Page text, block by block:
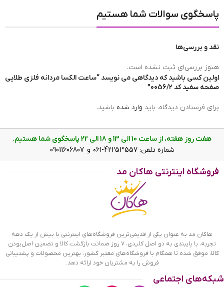
برند ساعت
نوع نمایش عقربه ای(آنالوگ)
ساعت الکسا مردانه فلزی طلایی صفحه سفید کد 0056/2 نمای نزدیک
ویژگی ساعت الکسا مردانه فلزی طلایی
ساعت الکسا مردانه فلزی کد 0056/2 ظاهری کلاسیک و جذاب دارد.
این ساعت استیل طلایی، رنگ ثابت و ضدحساسیت است.
می‌کند، همخوانی رنگ بند با قاب طلایی آن است. قاب ساعت طرح
پاسخگوی سوالات شما هستیم
نقد و بررسی‌ها
هنوز بررسی‌ای ثبت نشده است.
اولین کسی باشید که دیدگاهی می نویسد “ساعت الکسا مردانه فلزی طلایی
صفحه سفید کد 0056/2”
برای فرستادن دیدگاه، باید وارد شده باشید.
هفت روز هفته، از ساعت 10 الی ۱3 و 18 الی ۲2 پاسخگوی شما هستیم.
شماره تلفن: 42253557-۰۶۱ و 09011606807
فروشگاه اینترنتی هاکان مد
هاکان مد به عنوان یکی از قدیمی‌ترین فروشگاه‌های اینترنتی با بیش از یک دهه
تجربه، با پایبندی به دو اصل کلیدی، ۷ روز ضمانت بازگشت کالا و تضمین اصل‌بودن
کالا، موفق شده تا همگام با فروشگاه‌های معتبر کشور، بهترین محصولات و پشتیبانی
فروش را به مشتریان خود ارائه دهد.
شبکه‌های اجتماعی